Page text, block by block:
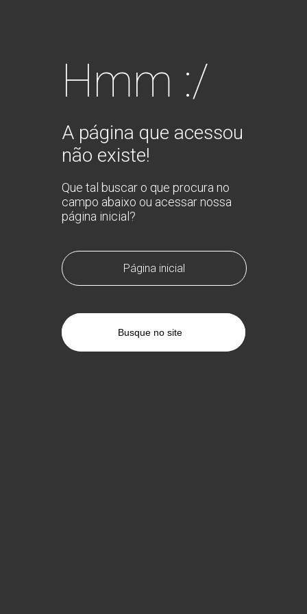
Hmm :/
A página que acessou
não existe!
Que tal buscar o que procura no
campo abaixo ou acessar nossa
página inicial?
Página inicial